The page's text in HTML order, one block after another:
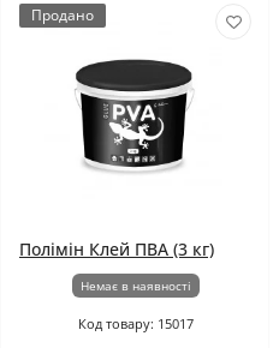
Продано
Полімін Клей ПВА (3 кг)
Немає в наявності
Код товару: 15017